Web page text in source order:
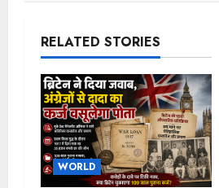
a
v
i
g
RELATED STORIES
WORLD